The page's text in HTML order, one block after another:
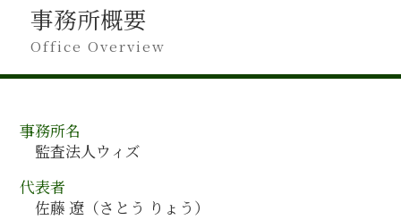
会計監査 タイミング
会計監査人とは 会社法
会計監査人設置会社 メリット
会計監査 人 設置義務
会計監査 期間
会計監査 時期
会計監査 受けない
事業承継 イメージ
人材育成 マネジメント
管理会計 導入
組織再編 スケジュール
会計コンサルティング 企業
設備投資 回収期間 目安
人材育成 手法
人事制度構築 コンサル
広島県 会計監査
全国対応 会計コンサルティング
岐阜県 会計監査
高知県 会計監査
東京都 会計コンサルティング
富山県 会計監査
事務所概要
Office Overview
事務所名
監査法人ウィズ
代表者
佐藤 遼（さとう りょう）